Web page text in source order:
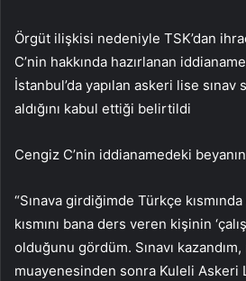
Örgüt ilişkisi nedeniyle TSK’dan
C’nin hakkında hazırlanan
İstanbul’da yapılan askeri lise sınav
aldığını kabul ettiği belirtildi
Cengiz C’nin iddianamedeki
“Sınava girdiğimde Türkçe
kısmını bana ders veren kişinin
olduğunu gördüm. Sınavı
muayenesinden sonra Kuleli Askeri